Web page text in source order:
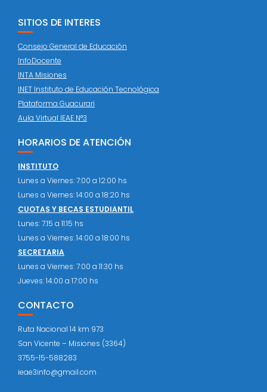
SITIOS DE INTERES
Consejo General de Educación
InfoDocente
INTA Misiones
INET Instituto de Educación Tecnológica
Plataforma Guacurari
Aula Virtual IEAE N°3
HORARIOS DE ATENCIÓN
INSTITUTO
Lunes a Viernes: 7:00 a 12:00 hs
Lunes a Viernes: 14:00 a 18:20 hs
CUOTAS Y BECAS ESTUDIANTIL
Lunes: 7:15 a 11:15 hs
Lunes a Viernes: 14:00 a 18:00 hs
SECRETARIA
Lunes a Viernes: 7:00 a 11:30 hs
Jueves: 14:00 a 17:00 hs
CONTACTO
Ruta Nacional 14 km 973
San Vicente – Misiones (3364)
3755-15-588283
ieae3info@gmail.com